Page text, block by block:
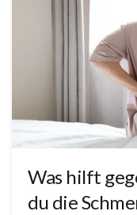
Was hilft
du die